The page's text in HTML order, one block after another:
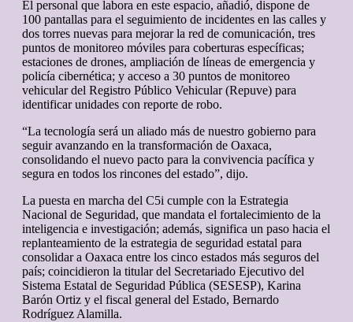
El personal que labora en este espacio, añadió, dispone de
100 pantallas para el seguimiento de incidentes en las calles y
dos torres nuevas para mejorar la red de comunicación, tres
puntos de monitoreo móviles para coberturas específicas;
estaciones de drones, ampliación de líneas de emergencia y
policía cibernética; y acceso a 30 puntos de monitoreo
vehicular del Registro Público Vehicular (Repuve) para
identificar unidades con reporte de robo.
“La tecnología será un aliado más de nuestro gobierno para
seguir avanzando en la transformación de Oaxaca,
consolidando el nuevo pacto para la convivencia pacífica y
segura en todos los rincones del estado”, dijo.
La puesta en marcha del C5i cumple con la Estrategia
Nacional de Seguridad, que mandata el fortalecimiento de la
inteligencia e investigación; además, significa un paso hacia el
replanteamiento de la estrategia de seguridad estatal para
consolidar a Oaxaca entre los cinco estados más seguros del
país; coincidieron la titular del Secretariado Ejecutivo del
Sistema Estatal de Seguridad Pública (SESESP), Karina
Barón Ortiz y el fiscal general del Estado, Bernardo
Rodríguez Alamilla.